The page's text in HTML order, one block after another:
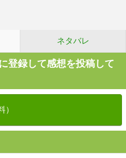
ネタバレ
登録して感想を投稿して
）